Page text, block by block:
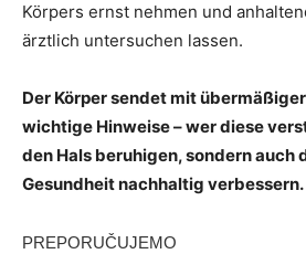
Körpers ernst nehmen und
ärztlich untersuchen lassen.
Der Körper sendet mit
wichtige Hinweise – wer diese
den Hals beruhigen, sondern auch
Gesundheit nachhaltig verbessern.